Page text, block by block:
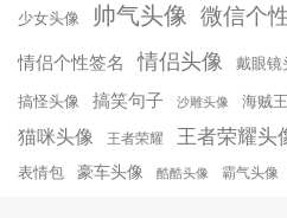
少女头像 帅气头像 微信个
情侣个性签名 情侣头像 戴眼镜
搞怪头像 搞笑句子 沙雕头像 海贼
猫咪头像 王者荣耀 王者荣耀头
表情包 豪车头像 酷酷头像 霸气头像